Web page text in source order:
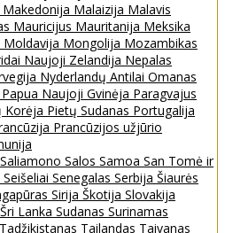
Makedonija Malaizija Malavis
Mauricijus Mauritanija Meksika
Moldavija Mongolija Mozambikas
Naujoji Zelandija Nepalas
Nyderlandų Antilai Omanas
Papua Naujoji Gvinėja Paragvajus
Korėja Pietų Sudanas Portugalija
Prancūzijos užjūrio
Saliamono Salos Samoa San Tomė ir
Seišeliai Senegalas Serbija Šiaurės
Sirija Škotija Slovakija
Šri Lanka Sudanas Surinamas
Tadžikistanas Tailandas Taivanas